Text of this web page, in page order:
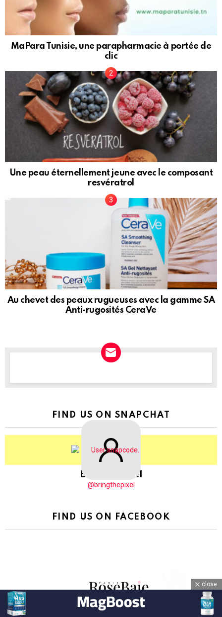
MaPara Tunisie, une parapharmacie à portée de
clic
Une peau éternellement jeune avec le composant
resvératrol
Au chevet des peaux rugueuses avec la gamme SA
Anti-rugosités CeraVe
FIND US ON SNAPCHAT
BringThePixel
@bringthepixel
FIND US ON FACEBOOK
close